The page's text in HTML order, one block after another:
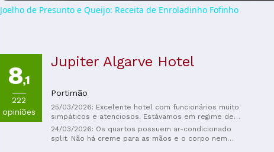
Joelho de Presunto e Queijo: Receita de Enroladinho Fofinho
8,1
222
opiniões
Jupiter Algarve Hotel
Portimão
25/03/2026: Excelente hotel com funcionários muito
simpáticos e atenciosos. Estávamos em regime de
meia pensão e os buffets de pequeno-almoço e
jantar eram muito bem abastecidos. Recomendo
vivamente este hotel para a sua estadia em
24/03/2026: Os quartos possuem ar-condicionado
split. Não há creme para as mãos e o corpo nem